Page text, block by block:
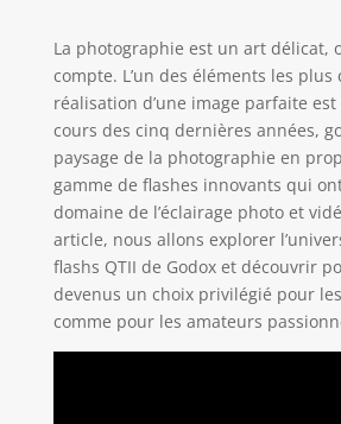
La photographie est un art délicat,
compte. L’un des éléments les
réalisation d’une image parfaite est
cours des cinq dernières années,
paysage de la photographie en
gamme de flashes innovants qui
domaine de l’éclairage photo et
article, nous allons explorer
flashs QTII de Godox et découvrir
devenus un choix privilégié pour
comme pour les amateurs